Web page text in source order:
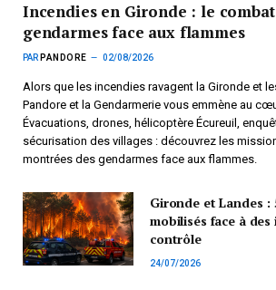
Incendies en Gironde : le
gendarmes face aux flammes
PAR PANDORE 02/08/2026
Alors que les incendies ravagent la Gironde et
Pandore et la Gendarmerie vous emmène au
Évacuations, drones, hélicoptère Écureuil,
sécurisation des villages : découvrez les
montrées des gendarmes face aux flammes.
Gironde et Landes :
mobilisés face à
contrôle
24/07/2026